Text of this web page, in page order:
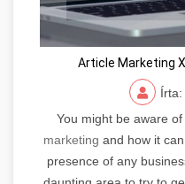
Article Marketing
You might be aware
marketing and how it
presence of any